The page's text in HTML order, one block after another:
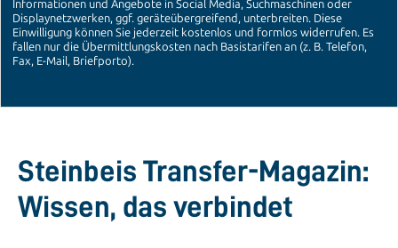
Steinbeis Transfer-Magazin:
Wissen, das verbindet